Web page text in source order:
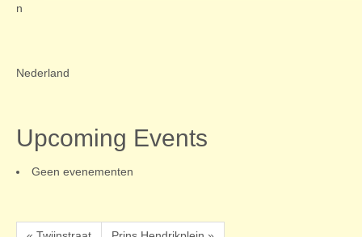
n
Nederland
Upcoming Events
Geen evenementen